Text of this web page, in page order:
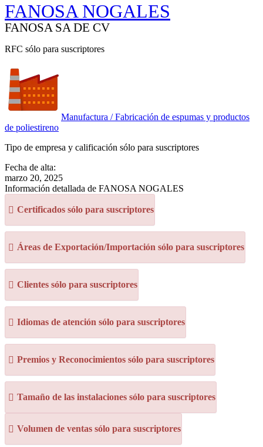
FANOSA NOGALES
FANOSA SA DE CV
RFC sólo para suscriptores
Manufactura / Fabricación de espumas y productos
de poliestireno
Tipo de empresa y calificación sólo para suscriptores
Fecha de alta:
marzo 20, 2025
Información detallada de FANOSA NOGALES
Certificados sólo para suscriptores
Áreas de Exportación/Importación sólo para suscriptores
Clientes sólo para suscriptores
Idiomas de atención sólo para suscriptores
Premios y Reconocimientos sólo para suscriptores
Tamaño de las instalaciones sólo para suscriptores
Volumen de ventas sólo para suscriptores